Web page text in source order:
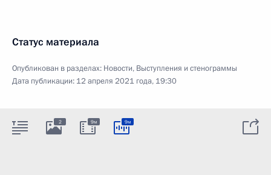
Статус материала
Опубликован в разделах: Новости, Выступления и стенограммы
Дата публикации: 12 апреля 2021 года, 19:30
2 9м 9м